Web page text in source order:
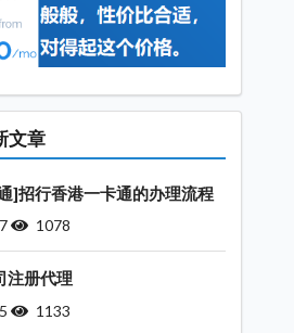
文章
]招行香港一卡通的办理流程
1078
注册代理
1133